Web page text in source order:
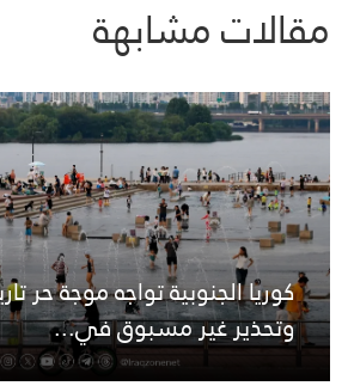
مقالات مشابهة
وتحذير غير مسبوق في...